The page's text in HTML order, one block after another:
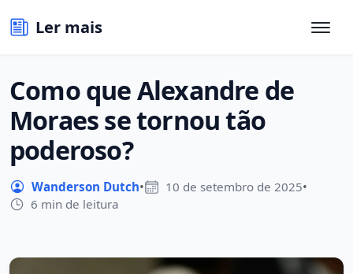
Ler mais
Como que Alexandre de
Moraes se tornou tão
poderoso?
Wanderson Dutch• 10 de setembro de 2025•
6 min de leitura